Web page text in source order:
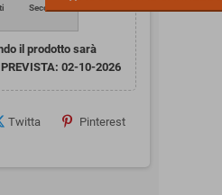
Secondi
il prodotto sarà
02-10-2026
Twitta Pinterest